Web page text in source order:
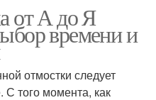
от А до Я
времени и
отмостки следует
того момента, как